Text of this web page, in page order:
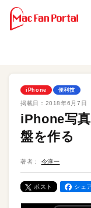
iPhone 便利技
掲載日： 2018年6月7日
iPhone写
盤を作る
著者： 今淳一
ポスト シェ